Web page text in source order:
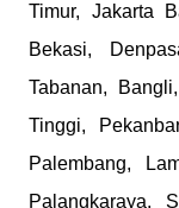
Timur, Jakarta
Bekasi,
Tabanan,
Tinggi,
Palembang,
Palangkaraya,